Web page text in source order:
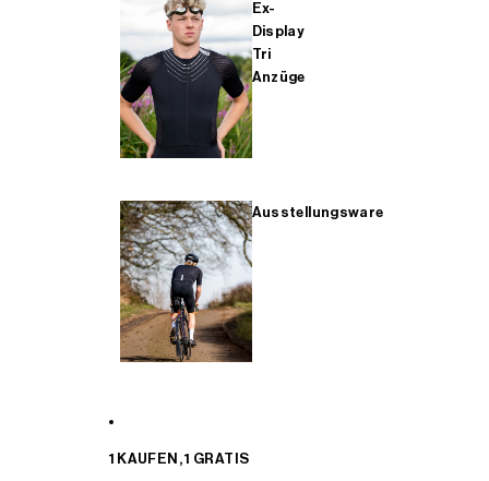
Ex-
Display
Tri
Anzüge
Ausstellungsware
1 KAUFEN, 1 GRATIS